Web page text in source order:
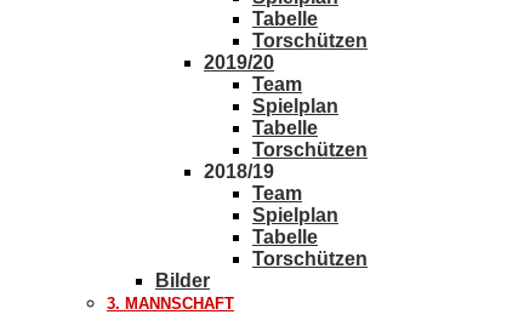
Tabelle
Torschützen
2019/20
Team
Spielplan
Tabelle
Torschützen
2018/19
Team
Spielplan
Tabelle
Torschützen
Bilder
3. MANNSCHAFT